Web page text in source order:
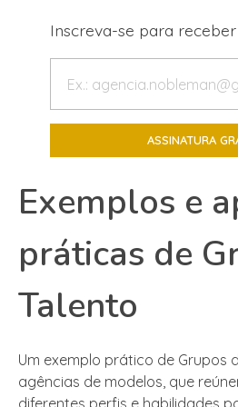
Inscreva-se para
Exemplos e
práticas de
Talento
Um exemplo prático de Grupos
agências de modelos, que